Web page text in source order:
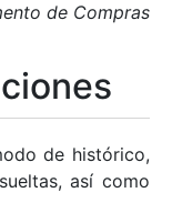
de Compras
de histórico,
así como